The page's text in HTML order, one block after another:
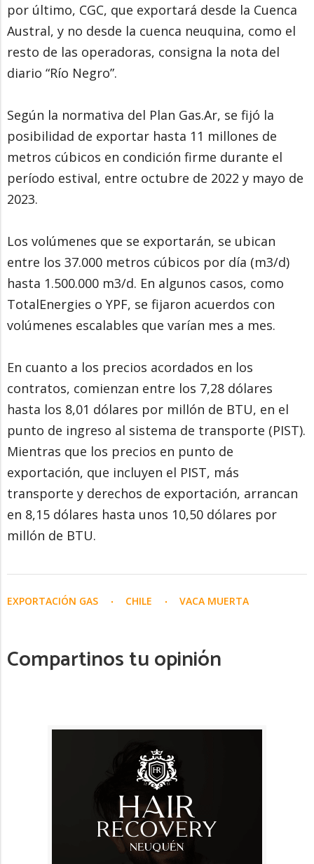
por último, CGC, que exportará desde la Cuenca
Austral, y no desde la cuenca neuquina, como el
resto de las operadoras, consigna la nota del
diario “Río Negro”.
Según la normativa del Plan Gas.Ar, se fijó la
posibilidad de exportar hasta 11 millones de
metros cúbicos en condición firme durante el
período estival, entre octubre de 2022 y mayo de
2023.
Los volúmenes que se exportarán, se ubican
entre los 37.000 metros cúbicos por día (m3/d)
hasta 1.500.000 m3/d. En algunos casos, como
TotalEnergies o YPF, se fijaron acuerdos con
volúmenes escalables que varían mes a mes.
En cuanto a los precios acordados en los
contratos, comienzan entre los 7,28 dólares
hasta los 8,01 dólares por millón de BTU, en el
punto de ingreso al sistema de transporte (PIST).
Mientras que los precios en punto de
exportación, que incluyen el PIST, más
transporte y derechos de exportación, arrancan
en 8,15 dólares hasta unos 10,50 dólares por
millón de BTU.
EXPORTACIÓN GAS CHILE VACA MUERTA
Compartinos tu opinión